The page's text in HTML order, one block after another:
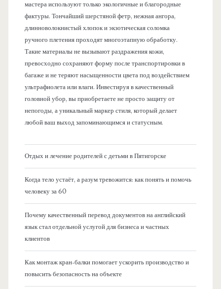
мастера используют только экологичные и благородные
фактуры. Тончайший шерстяной фетр, нежная ангора,
длинноволокнистый хлопок и экзотическая соломка
ручного плетения проходят многоэтапную обработку.
Такие материалы не вызывают раздражения кожи,
превосходно сохраняют форму после транспортировки в
багаже и не теряют насыщенности цвета под воздействием
ультрафиолета или влаги. Инвестируя в качественный
головной убор, вы приобретаете не просто защиту от
непогоды, а уникальный маркер стиля, который делает
любой ваш выход запоминающимся и статусным.
Отдых и лечение родителей с детьми в Пятигорске
Когда тело устаёт, а разум тревожится: как понять и помочь
человеку за 60
Почему качественный перевод документов на английский
язык стал отдельной услугой для бизнеса и частных
клиентов
Как монтаж кран-балки помогает ускорить производство и
повысить безопасность на объекте